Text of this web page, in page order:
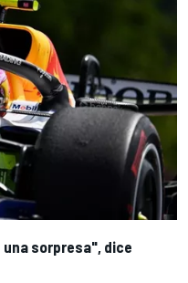
una sorpresa", dice